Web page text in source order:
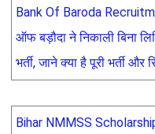
Bank Of Baroda
ऑफ बड़ौदा ने निकाली बिना
भर्ती, जाने क्या है पूरी भर्ती और
Bihar NMMSS